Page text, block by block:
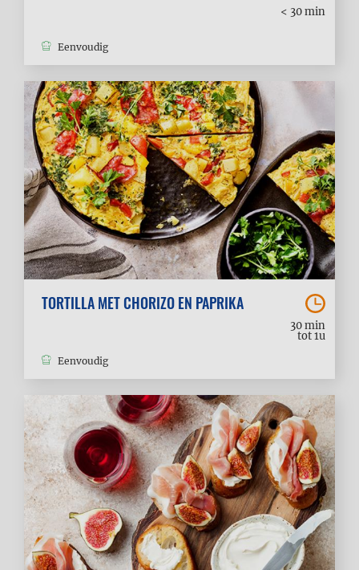
< 30 min
Eenvoudig
TORTILLA MET CHORIZO EN PAPRIKA
30 min
tot 1u
Eenvoudig